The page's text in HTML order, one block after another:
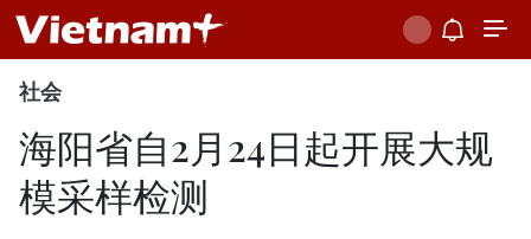
社会
海阳省自2月24日起开展大规
模采样检测